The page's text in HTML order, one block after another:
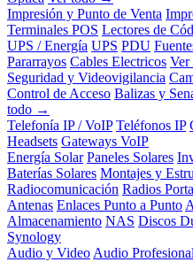
Impresión y Punto de Venta
Terminales POS Lectores de
UPS / Energía UPS PDU
Pararrayos Cables Electricos
Seguridad y Videovigilancia
Control de Acceso Balizas y
todo →
Telefonía IP / VoIP Teléfonos IP
Headsets Gateways VoIP
Energía Solar Paneles Solares
Baterías Solares Montajes y
Radiocomunicación Radios
Antenas Enlaces Punto a Punto
Almacenamiento NAS Discos
Synology
Audio y Video Audio Profesional